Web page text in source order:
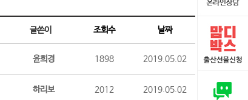
글쓴이 조회수 날짜
윤희경 1898 2019.05.02
하리보 2012 2019.05.02